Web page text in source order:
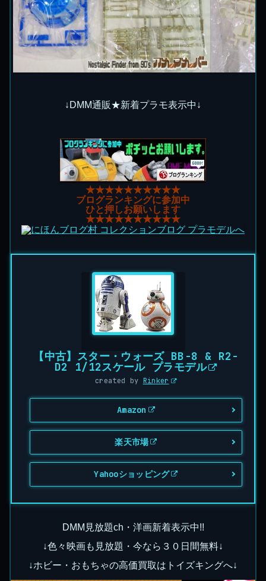
↓DMM通販★新着プラモ表示中↓
★★★★★★★★★★
ブログランキングに参加中
ひと押しお願いします
★★★★★★★★★★
【中古】スター・ウォーズ BB-8 & R2-
D2 1/12スケール プラモデル
created by Rinker
Amazon
楽天市場
Yahooショッピング
DMM見放題ch・洋画新着表示中!!
↓色々映画も見放題・今なら３０日間無料↓
↓ホビー・おもちゃの高価買取はトイズキングへ↓